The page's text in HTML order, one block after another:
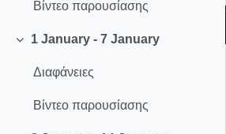
Βίντεο παρουσίασης
Collapse
1 January - 7 January
Διαφάνειες
Βίντεο παρουσίασης